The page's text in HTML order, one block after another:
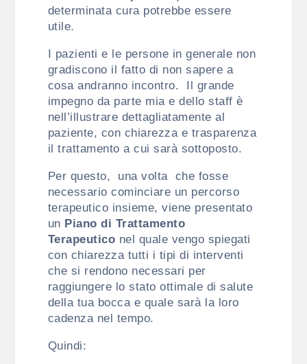
determinata cura potrebbe essere
utile.
I pazienti e le persone in generale non
gradiscono il fatto di non sapere a
cosa andranno incontro. Il grande
impegno da parte mia e dello staff è
nell’illustrare dettagliatamente al
paziente, con chiarezza e trasparenza
il trattamento a cui sarà sottoposto.
Per questo, una volta che fosse
necessario cominciare un percorso
terapeutico insieme, viene presentato
un Piano di Trattamento
Terapeutico nel quale vengo spiegati
con chiarezza tutti i tipi di interventi
che si rendono necessari per
raggiungere lo stato ottimale di salute
della tua bocca e quale sarà la loro
cadenza nel tempo.
Quindi: